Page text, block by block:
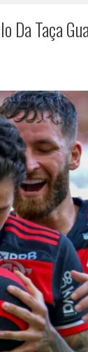
Da Taça